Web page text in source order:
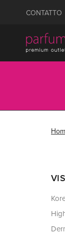
CONTATTO